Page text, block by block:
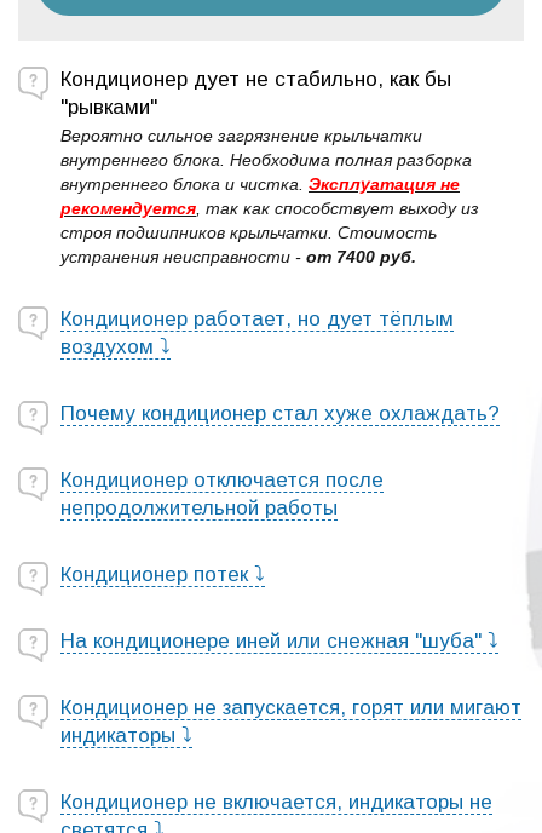
Кондиционер дует не стабильно, как бы
"рывками"
Вероятно сильное загрязнение крыльчатки
внутреннего блока. Необходима полная разборка
внутреннего блока и чистка. Эксплуатация не
рекомендуется , так как способствует выходу из
строя подшипников крыльчатки. Стоимость
устранения неисправности - от 7400 руб.
Кондиционер работает, но дует тёплым
воздухом ⤵
Почему кондиционер стал хуже охлаждать?
Кондиционер отключается после
непродолжительной работы
Кондиционер потек ⤵
На кондиционере иней или снежная "шуба" ⤵
Кондиционер не запускается, горят или мигают
индикаторы ⤵
Кондиционер не включается, индикаторы не